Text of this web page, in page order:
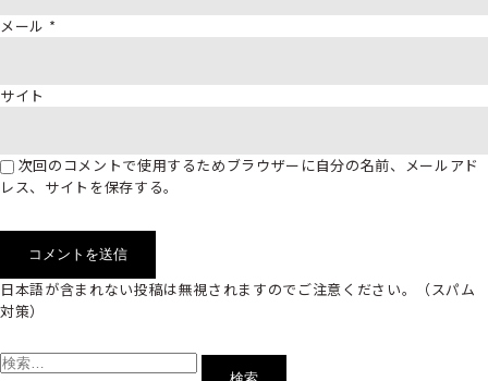
メール *
サイト
次回のコメントで使用するためブラウザーに自分の名前、メールアド
レス、サイトを保存する。
日本語が含まれない投稿は無視されますのでご注意ください。（スパム
対策）
索: